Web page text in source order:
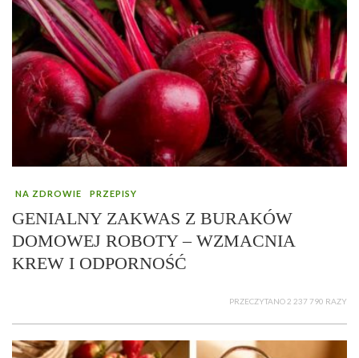
NA ZDROWIE PRZEPISY
GENIALNY ZAKWAS Z BURAKÓW
DOMOWEJ ROBOTY – WZMACNIA
KREW I ODPORNOŚĆ
PRZECZYTANO 2 237 790 RAZY